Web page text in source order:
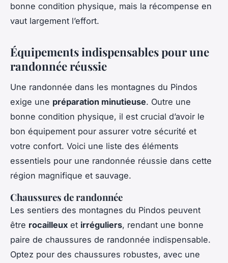
bonne condition physique, mais la récompense en
vaut largement l’effort.
Équipements indispensables pour une
randonnée réussie
Une randonnée dans les montagnes du Pindos
exige une préparation minutieuse. Outre une
bonne condition physique, il est crucial d’avoir le
bon équipement pour assurer votre sécurité et
votre confort. Voici une liste des éléments
essentiels pour une randonnée réussie dans cette
région magnifique et sauvage.
Chaussures de randonnée
Les sentiers des montagnes du Pindos peuvent
être rocailleux et irréguliers, rendant une bonne
paire de chaussures de randonnée indispensable.
Optez pour des chaussures robustes, avec une